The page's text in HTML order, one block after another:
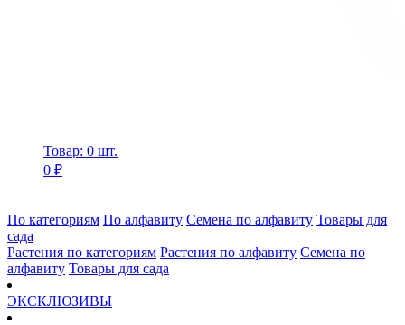
Товар: 0 шт.
0 ₽
По категориям По алфавиту Семена по алфавиту Товары для
сада
Растения по категориям Растения по алфавиту Семена по
алфавиту Товары для сада
ЭКСКЛЮЗИВЫ